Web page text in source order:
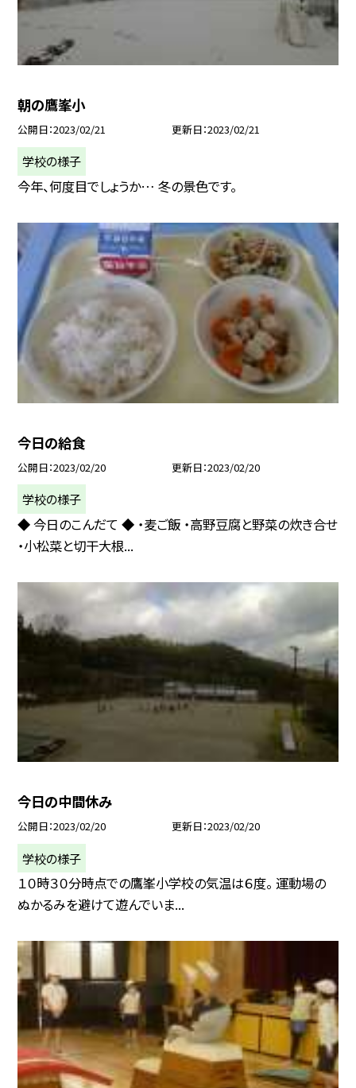
朝の鷹峯小
公開日 2023/02/21 更新日 2023/02/21
学校の様子
今年、何度目でしょうか… 冬の景色です。
今日の給食
公開日 2023/02/20 更新日 2023/02/20
学校の様子
◆ 今日のこんだて ◆ ・麦ご飯 ・高野豆腐と野菜の炊き合せ
・小松菜と切干大根...
今日の中間休み
公開日 2023/02/20 更新日 2023/02/20
学校の様子
１０時３０分時点での鷹峯小学校の気温は６度。 運動場の
ぬかるみを避けて遊んでいま...